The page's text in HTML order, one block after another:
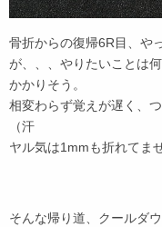
骨折からの復帰6R目、や
が、、、やりたいことは
かかりそう。
相変わらず覚えが遅く、
（汗
ヤル気は1mmも折れてま
そんな帰り道、クールダ